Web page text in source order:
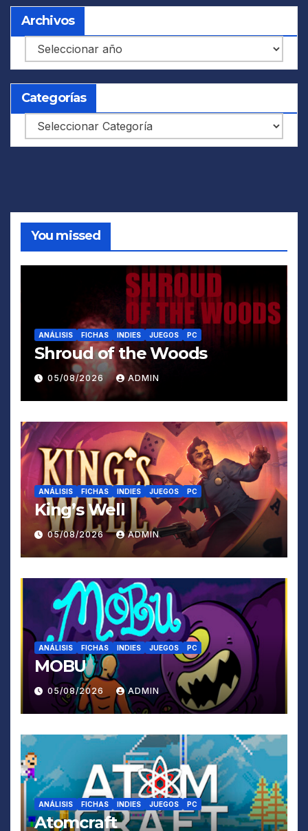
Archivos
Archivos
Categorías
Categorías
You missed
ANÁLISIS FICHAS INDIES JUEGOS PC
Shroud of the Woods
05/08/2026 ADMIN
ANÁLISIS FICHAS INDIES JUEGOS PC
King’s Well
05/08/2026 ADMIN
ANÁLISIS FICHAS INDIES JUEGOS PC
MOBU
05/08/2026 ADMIN
ANÁLISIS FICHAS INDIES JUEGOS PC
Atomcraft